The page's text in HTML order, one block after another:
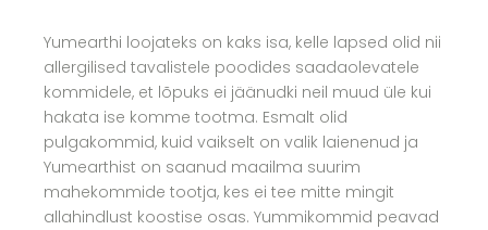
Yumearthi loojateks on kaks isa, kelle lapsed olid nii
allergilised tavalistele poodides saadaolevatele
kommidele, et lõpuks ei jäänudki neil muud üle kui
hakata ise komme tootma. Esmalt olid
pulgakommid, kuid vaikselt on valik laienenud ja
Yumearthist on saanud maailma suurim
mahekommide tootja, kes ei tee mitte mingit
allahindlust koostise osas. Yummikommid peavad